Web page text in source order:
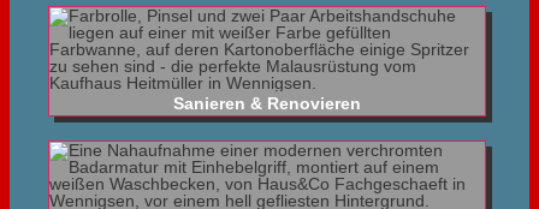
Sanieren & Renovieren